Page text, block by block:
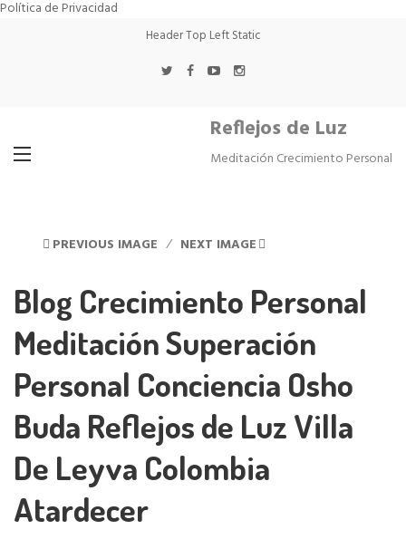
Política de Privacidad
Header Top Left Static
Reflejos de Luz
Meditación Crecimiento Personal
PREVIOUS IMAGE NEXT IMAGE
Blog Crecimiento Personal
Meditación Superación
Personal Conciencia Osho
Buda Reflejos de Luz Villa
De Leyva Colombia
Atardecer